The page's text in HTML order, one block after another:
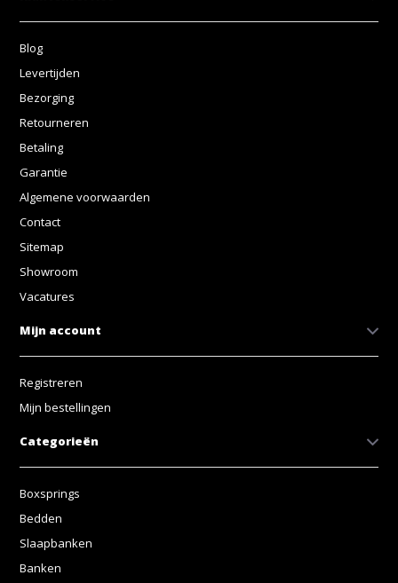
Blog
Levertijden
Bezorging
Retourneren
Betaling
Garantie
Algemene voorwaarden
Contact
Sitemap
Showroom
Vacatures
Mijn account
Registreren
Mijn bestellingen
Categorieën
Boxsprings
Bedden
Slaapbanken
Banken